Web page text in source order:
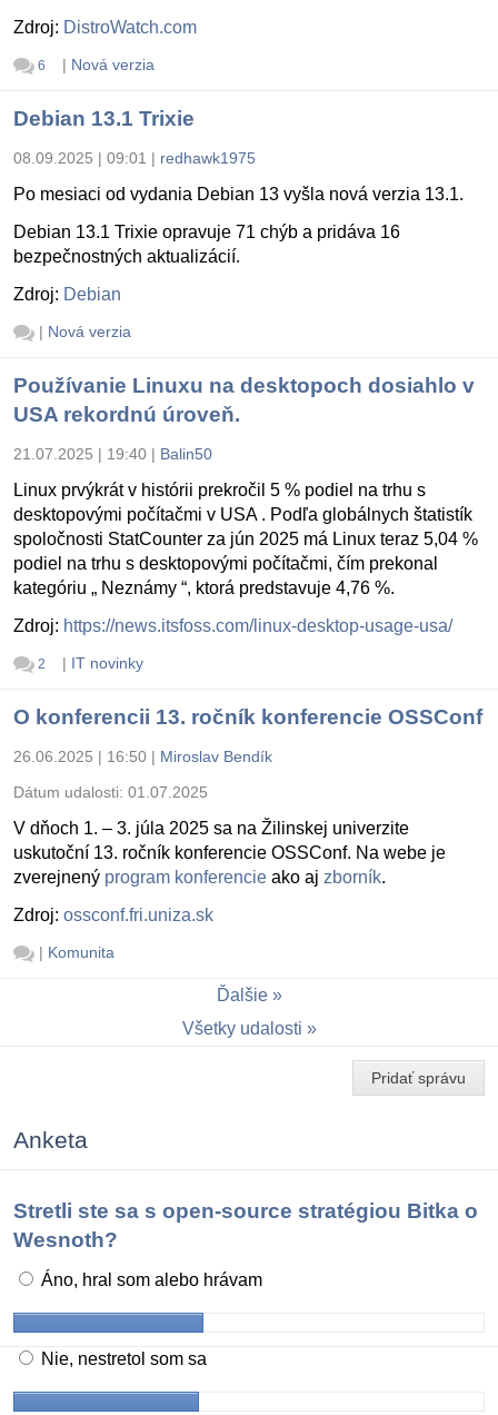
Zdroj: DistroWatch.com
6 | Nová verzia
Debian 13.1 Trixie
08.09.2025 | 09:01 | redhawk1975
Po mesiaci od vydania Debian 13 vyšla nová verzia 13.1.
Debian 13.1 Trixie opravuje 71 chýb a pridáva 16
bezpečnostných aktualizácií.
Zdroj: Debian
| Nová verzia
Používanie Linuxu na desktopoch dosiahlo v
USA rekordnú úroveň.
21.07.2025 | 19:40 | Balin50
Linux prvýkrát v histórii prekročil 5 % podiel na trhu s
desktopovými počítačmi v USA . Podľa globálnych štatistík
spoločnosti StatCounter za jún 2025 má Linux teraz 5,04 %
podiel na trhu s desktopovými počítačmi, čím prekonal
kategóriu „ Neznámy “, ktorá predstavuje 4,76 %.
Zdroj: https://news.itsfoss.com/linux-desktop-usage-usa/
2 | IT novinky
O konferencii 13. ročník konferencie OSSConf
26.06.2025 | 16:50 | Miroslav Bendík
Dátum udalosti: 01.07.2025
V dňoch 1. – 3. júla 2025 sa na Žilinskej univerzite
uskutoční 13. ročník konferencie OSSConf. Na webe je
zverejnený program konferencie ako aj zborník.
Zdroj: ossconf.fri.uniza.sk
| Komunita
Ďalšie
Všetky udalosti
Pridať správu
Anketa
Stretli ste sa s open-source stratégiou Bitka o
Wesnoth?
Áno, hral som alebo hrávam
Nie, nestretol som sa